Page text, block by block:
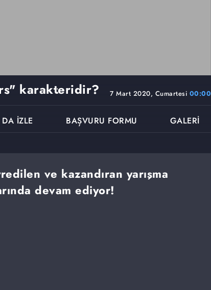
7 Mart 2020, Cumartesi 00:00
karakteridir?
İZLE BAŞVURU FORMU GALERİ
ve kazandıran yarışma
devam ediyor!